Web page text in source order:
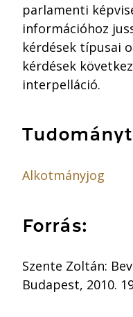
parlamenti
információhoz
kérdések típusai
kérdések
interpelláció.
Alkotmányjog
Forrás:
Szente Zoltán:
Budapest, 2010.